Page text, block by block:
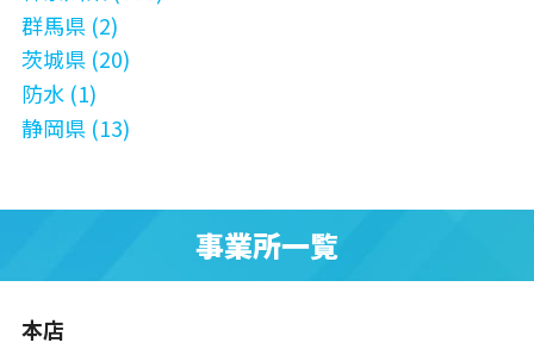
群馬県 (2)
茨城県 (20)
防水 (1)
静岡県 (13)
事業所一覧
本店